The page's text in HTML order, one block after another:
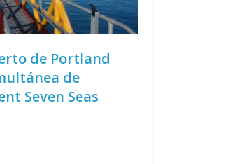
de Portland
de
Seven Seas